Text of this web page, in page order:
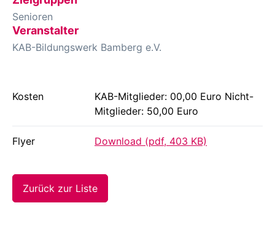
Senioren
Veranstalter
KAB-Bildungswerk Bamberg e.V.
Kosten
KAB-Mitglieder: 00,00 Euro Nicht-
Mitglieder: 50,00 Euro
Flyer Download (pdf, 403 KB)
Zurück zur Liste